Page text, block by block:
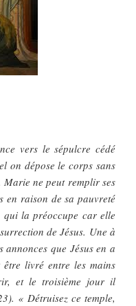
vers le sépulcre cédé
on dépose le corps sans
Marie ne peut remplir ses
en raison de sa pauvreté
qui la préoccupe car elle
de Jésus. Une à
que Jésus en a
livré entre les mains
et le troisième jour il
« Détruisez ce temple,